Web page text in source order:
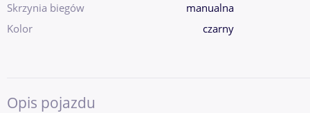
Skrzynia biegów
manualna
Kolor
czarny
Opis pojazdu